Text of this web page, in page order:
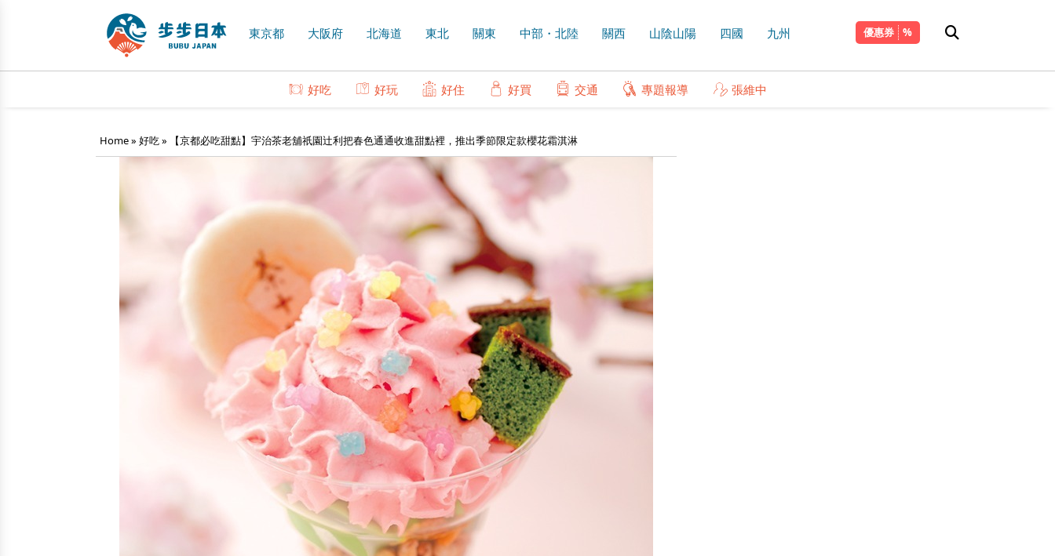
東京都 大阪府 北海道 東北 關東 中部・北陸 關西 山陰山陽 四國 九州 優惠券
好吃 好玩 好住 好買 交通 專題報導 張維中
Home» 好吃» 【京都必吃甜點】宇治茶老舖祇園辻利把春色通通收進甜點裡，推出季節限定款櫻花霜淇淋